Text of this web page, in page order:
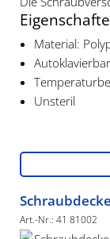
Material:
Autoklavierbar
Unsteril
Art.-Nr.: 41 81002